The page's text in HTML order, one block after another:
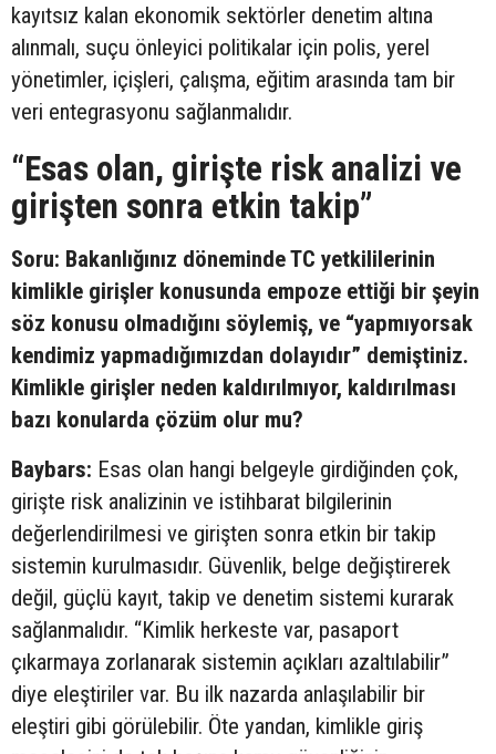
kayıtsız kalan ekonomik sektörler denetim altına
alınmalı, suçu önleyici politikalar için polis, yerel
yönetimler, içişleri, çalışma, eğitim arasında tam bir
veri entegrasyonu sağlanmalıdır.
“Esas olan, girişte risk analizi ve
girişten sonra etkin takip”
Soru: Bakanlığınız döneminde TC yetkililerinin
kimlikle girişler konusunda empoze ettiği bir şeyin
söz konusu olmadığını söylemiş, ve “yapmıyorsak
kendimiz yapmadığımızdan dolayıdır” demiştiniz.
Kimlikle girişler neden kaldırılmıyor, kaldırılması
bazı konularda çözüm olur mu?
Baybars: Esas olan hangi belgeyle girdiğinden çok,
girişte risk analizinin ve istihbarat bilgilerinin
değerlendirilmesi ve girişten sonra etkin bir takip
sistemin kurulmasıdır. Güvenlik, belge değiştirerek
değil, güçlü kayıt, takip ve denetim sistemi kurarak
sağlanmalıdır. “Kimlik herkeste var, pasaport
çıkarmaya zorlanarak sistemin açıkları azaltılabilir”
diye eleştiriler var. Bu ilk nazarda anlaşılabilir bir
eleştiri gibi görülebilir. Öte yandan, kimlikle giriş